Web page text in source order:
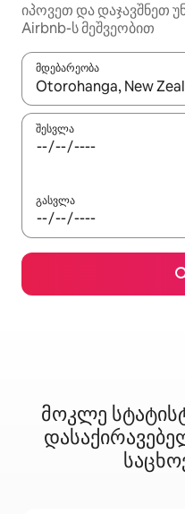
იპოვეთ და დაჯავშნეთ
Airbnb-ს მეშვეობით
მდებარეობა
როცა შედეგები
შესვლა
გასვლა
მოკლე